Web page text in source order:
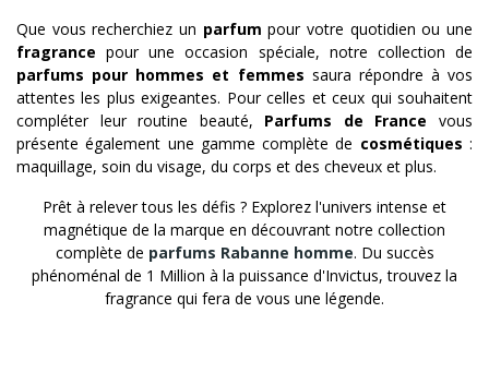
Que vous recherchiez un parfum pour votre quotidien ou une
fragrance pour une occasion spéciale, notre collection de
parfums pour hommes et femmes saura répondre à vos
attentes les plus exigeantes. Pour celles et ceux qui souhaitent
compléter leur routine beauté, Parfums de France vous
présente également une gamme complète de cosmétiques :
maquillage, soin du visage, du corps et des cheveux et plus.
Prêt à relever tous les défis ? Explorez l'univers intense et
magnétique de la marque en découvrant notre collection
complète de parfums Rabanne homme. Du succès
phénoménal de 1 Million à la puissance d'Invictus, trouvez la
fragrance qui fera de vous une légende.